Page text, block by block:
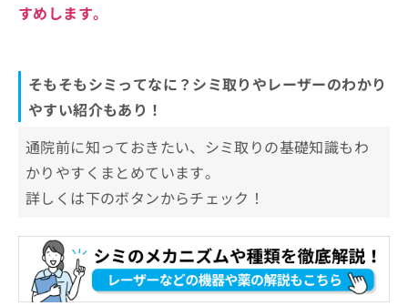
すめします。
そもそもシミってなに？シミ取りやレーザーのわかり
やすい紹介もあり！
通院前に知っておきたい、シミ取りの基礎知識もわ
かりやすくまとめています。
詳しくは下のボタンからチェック！